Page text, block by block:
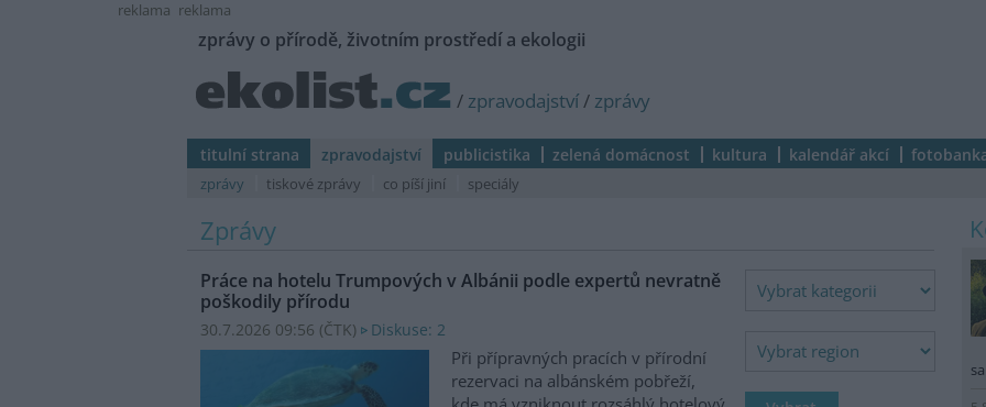
reklama reklama
zprávy o přírodě, životním prostředí a ekologii
/ zpravodajství/ zprávy
titulní strana zpravodajství publicistika zelená domácnost kultura kalendář akcí
zprávy tiskové zprávy co píší jiní speciály
Zprávy
Práce na hotelu Trumpových v Albánii podle expertů nevratně
poškodily přírodu
30.7.2026 09:56 (ČTK) Diskuse: 2
Při přípravných pracích v přírodní
rezervaci na albánském pobřeží,